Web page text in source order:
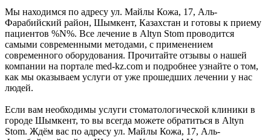
Мы находимся по адресу ул. Майлы Кожа, 17, Аль-
Фарабийский район, Шымкент, Казахстан и готовы к приему
пациентов %N%. Все лечение в Altyn Stom проводится
самыми современными методами, с применением
современного оборудования. Прочитайте отзывы о нашей
компании на портале med-kz.com и подробнее узнайте о том,
как мы оказываем услуги от уже прошедших лечении у нас
людей.
Если вам необходимы услуги стоматологической клиники в
городе Шымкент, то вы всегда можете обратиться в Altyn
Stom. Ждём вас по адресу ул. Майлы Кожа, 17, Аль-